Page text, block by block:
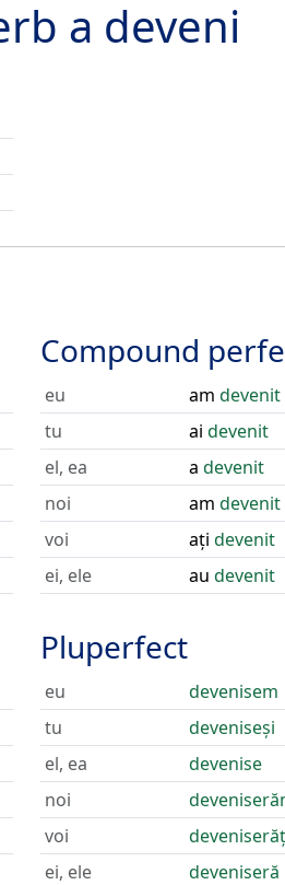
a deveni
Compound
eu am devenit
tu
ai devenit
el, ea
a devenit
noi
am devenit
voi
ați devenit
ei, ele
au devenit
Pluperfect
eu
devenisem
tu
deveniseși
el, ea
devenise
noi
voi
ei, ele
deveniseră